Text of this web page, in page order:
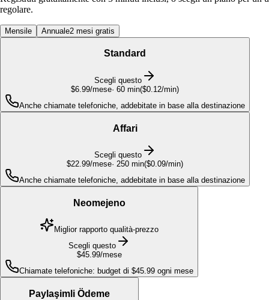
regolare.
Mensile Annuale2 mesi gratis
Standard
Scegli questo
$6.99/mese· 60 min($0.12/min)
Anche chiamate telefoniche, addebitate in base alla destinazione
Affari
Scegli questo
$22.99/mese· 250 min($0.09/min)
Anche chiamate telefoniche, addebitate in base alla destinazione
Neomejeno
Miglior rapporto qualità-prezzo
Scegli questo
$45.99/mese
Chiamate telefoniche: budget di $45.99 ogni mese
Paylaşimli Ödeme